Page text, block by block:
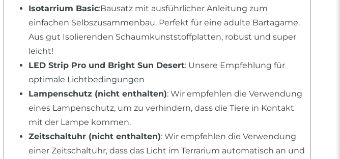
Isotarrium Basic:Bausatz mit ausführlicher Anleitung zum
einfachen Selbszusammenbau. Perfekt für eine adulte Bartagame.
Aus gut Isolierenden Schaumkunststoffplatten, robust und super
leicht!
LED Strip Pro und Bright Sun Desert: Unsere Empfehlung für
optimale Lichtbedingungen
Lampenschutz (nicht enthalten): Wir empfehlen die Verwendung
eines Lampenschutz, um zu verhindern, dass die Tiere in Kontakt
mit der Lampe kommen.
Zeitschaltuhr (nicht enthalten): Wir empfehlen die Verwendung
einer Zeitschaltuhr, dass das Licht im Terrarium automatisch an und